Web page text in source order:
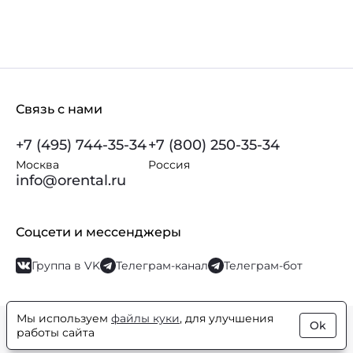
Связь с нами
+7 (495) 744-35-34
Москва
+7 (800) 250-35-34
Россия
info@orental.ru
Соцсети и мессенджеры
Группа в VK Телеграм-канал Телеграм-бот
© Orental.ru 2007–2026Интернет-магазин парфюмерии и
косметики
Мы используем файлы куки, для улучшения
работы сайта
Ok